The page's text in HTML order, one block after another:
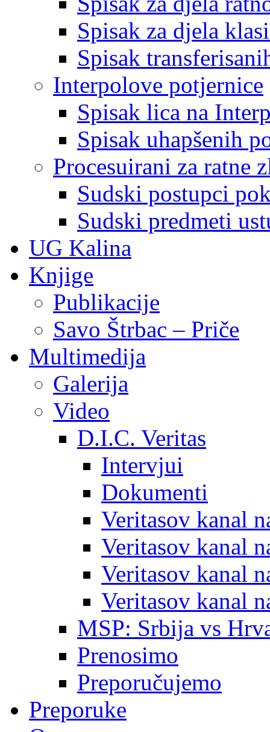
Spisak za djela
Spisak
Interpolove potjernice
Spisak lica na
Spisak uhapšenih
Procesuirani za ratne
Sudski postupci
Sudski predmeti
UG Kalina
Knjige
Publikacije
Savo Štrbac – Priče
Multimedija
Galerija
Video
D.I.C. Veritas
Intervjui
Dokumenti
Veritasov kanal
Veritasov kanal
Veritasov kanal
Veritasov kanal
MSP: Srbija vs
Prenosimo
Preporučujemo
Preporuke